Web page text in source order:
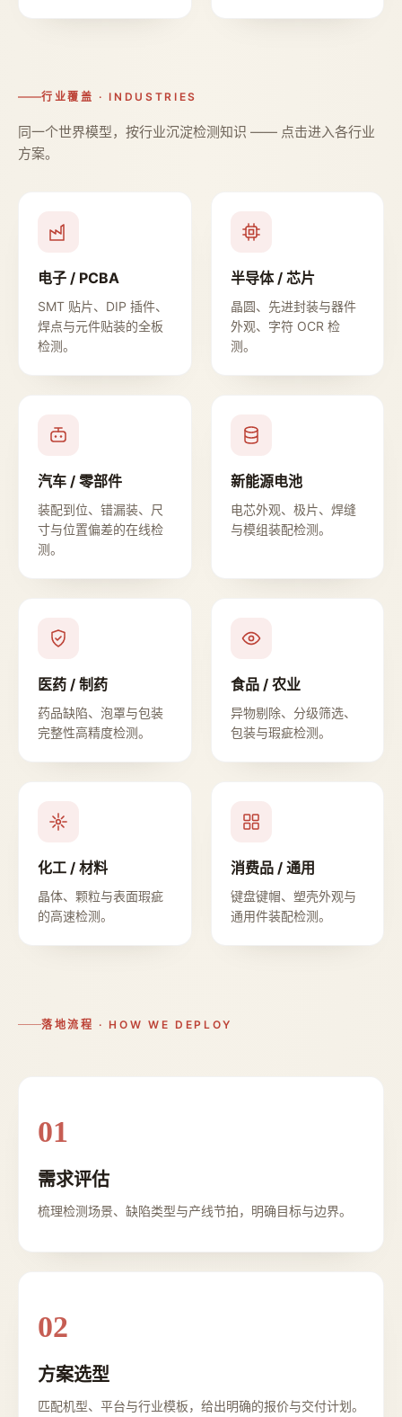
行业覆盖 · INDUSTRIES
同一个世界模型，按行业沉淀检测知识 —— 点击进入各行业
方案。
电子 / PCBA
SMT 贴片、DIP 插件、
焊点与元件贴装的全板
检测。
半导体 / 芯片
晶圆、先进封装与器件
外观、字符 OCR 检
测。
汽车 / 零部件
装配到位、错漏装、尺
寸与位置偏差的在线检
测。
新能源电池
电芯外观、极片、焊缝
与模组装配检测。
医药 / 制药
药品缺陷、泡罩与包装
完整性高精度检测。
食品 / 农业
异物剔除、分级筛选、
包装与瑕疵检测。
化工 / 材料
晶体、颗粒与表面瑕疵
的高速检测。
消费品 / 通用
键盘键帽、塑壳外观与
通用件装配检测。
落地流程 · HOW WE DEPLOY
01
需求评估
梳理检测场景、缺陷类型与产线节拍，明确目标与边界。
02
方案选型
匹配机型、平台与行业模板，给出明确的报价与交付计划。